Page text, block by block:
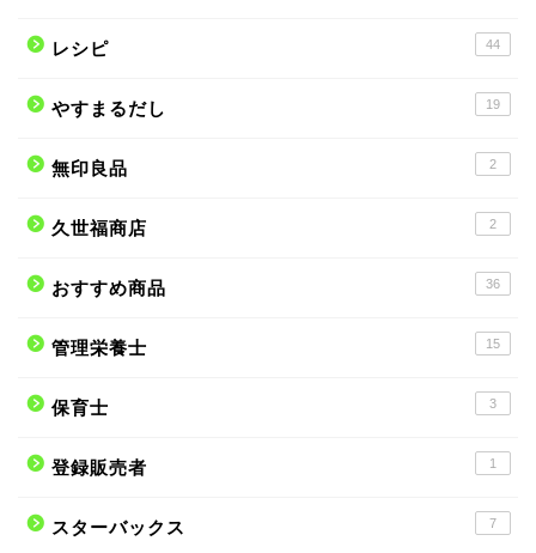
レシピ 44
やすまるだし 19
無印良品 2
久世福商店 2
おすすめ商品 36
管理栄養士 15
保育士 3
登録販売者 1
スターバックス 7